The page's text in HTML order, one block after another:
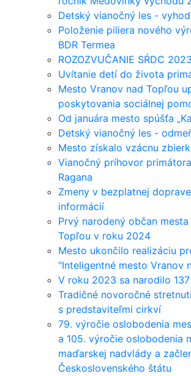
Detský vianočný les -
Položenie piliera nového
BDR Termea
ROZOZVUČANIE SŔDC 2023
Uvítanie detí do života
Mesto Vranov nad Topľou
poskytovania sociálnej
Od januára mesto spúšťa
Detský vianočný les -
Mesto získalo vzácnu
Vianočný príhovor
Ragana
Zmeny v bezplatnej
informácií
Prvý narodený občan
Topľou v roku 2024
Mesto ukončilo realizáciu
"Inteligentné mesto Vranov
V roku 2023 sa narodilo
Tradičné novoročné
s predstaviteľmi cirkví
79. výročie oslobodenia
a 105. výročie oslobodenia
maďarskej nadvlády a
Československého štátu